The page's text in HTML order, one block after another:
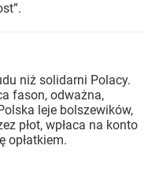
niż solidarni Polacy.
fason, odważna,
leje bolszewików,
płot, wpłaca na konto
opłatkiem.